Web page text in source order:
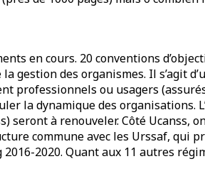
en cours. 20 conventions
gestion des organismes. Il s’agit
professionnels ou usagers
la dynamique des organisations.
seront à renouveler. Côté Ucanss,
commune avec les Urssaf, qui
2016-2020. Quant aux 11 autres